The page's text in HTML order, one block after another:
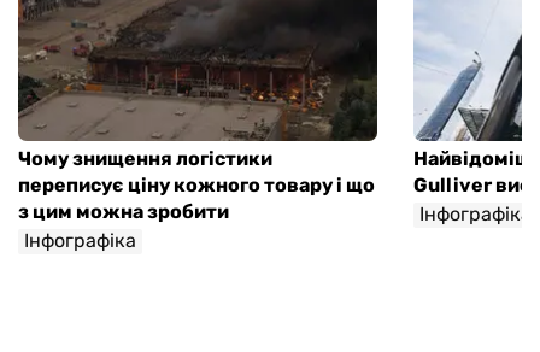
Чому знищення логістики
переписує ціну кожного товару і що
з цим можна зробити
Інфографіка
Gulliver
Інфографіка